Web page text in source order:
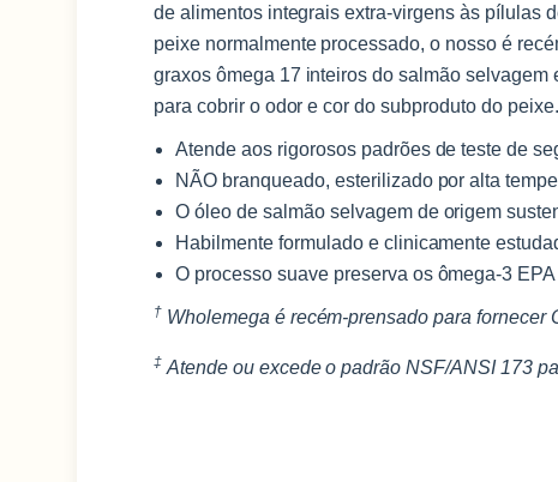
de alimentos integrais extra-virgens às pílulas
peixe normalmente processado, o nosso é
graxos ômega 17 inteiros do salmão
para cobrir o odor e cor do subproduto do peixe.
Atende aos rigorosos padrões de teste de
NÃO branqueado, esterilizado por alta
O óleo de salmão selvagem de origem
Habilmente formulado e clinicamente
O processo suave preserva os ômega-3
† Wholemega é recém-prensado para
‡ Atende ou excede o padrão NSF/ANSI 173